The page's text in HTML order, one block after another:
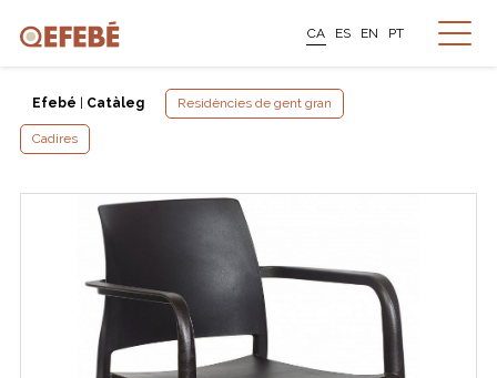
CA ES EN PT
Efebé Catàleg Residències de gent gran
Cadires